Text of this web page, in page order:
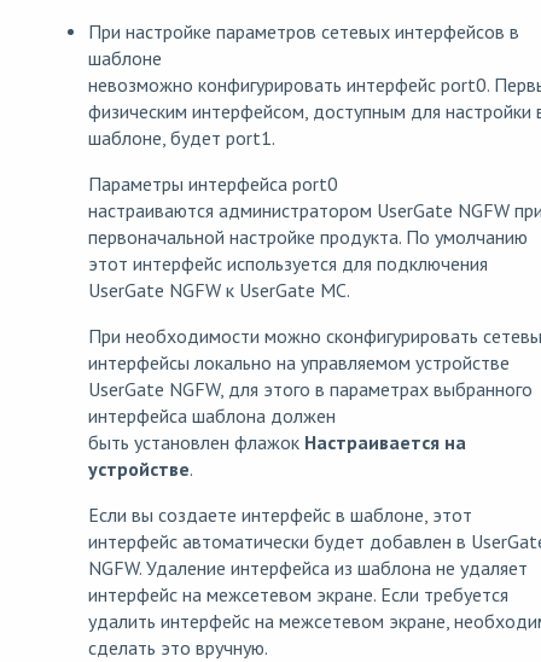
При настройке параметров сетевых интерфейсов в
шаблоне
невозможно конфигурировать интерфейс port0.
физическим интерфейсом, доступным для настройки
шаблоне, будет port1.
Параметры интерфейса port0
настраиваются администратором UserGate NGFW
первоначальной настройке продукта. По умолчанию
этот интерфейс используется для подключения
UserGate NGFW к UserGate MC.
При необходимости можно сконфигурировать
интерфейсы локально на управляемом устройстве
UserGate NGFW, для этого в параметрах выбранного
интерфейса шаблона должен
быть установлен флажок Настраивается на
устройстве.
Если вы создаете интерфейс в шаблоне, этот
интерфейс автоматически будет добавлен в
NGFW. Удаление интерфейса из шаблона не удаляет
интерфейс на межсетевом экране. Если требуется
удалить интерфейс на межсетевом экране,
сделать это вручную.